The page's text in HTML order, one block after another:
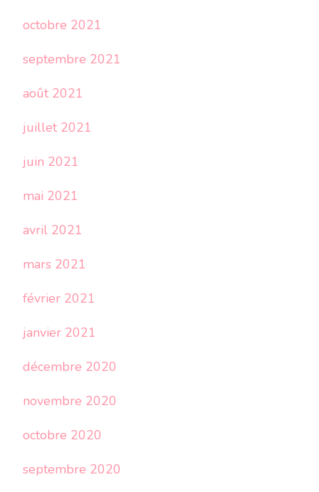
octobre 2021
septembre 2021
août 2021
juillet 2021
juin 2021
mai 2021
avril 2021
mars 2021
février 2021
janvier 2021
décembre 2020
novembre 2020
octobre 2020
septembre 2020